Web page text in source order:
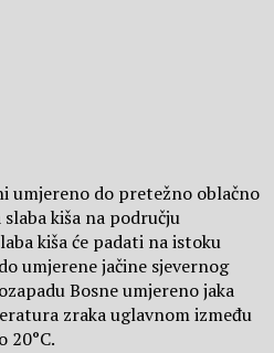
umjereno do pretežno oblačno
kiša na području
kiša će padati na istoku
umjerene jačine sjevernog
Bosne umjereno jaka
zraka uglavnom između
20°C.